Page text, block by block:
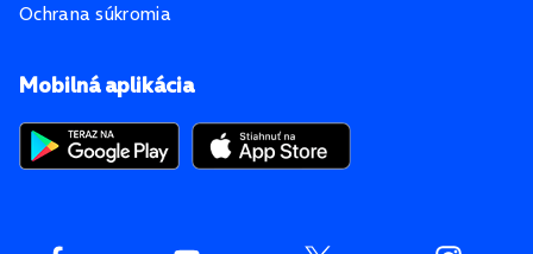
Mobilná aplikácia
Ochrana súkromia